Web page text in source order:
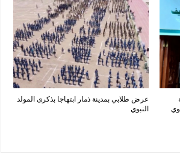
عرض طلابي بمدينة ذمار ابتهاجا بذكرى المولد
النبوي